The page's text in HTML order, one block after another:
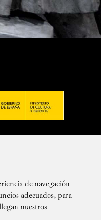
de navegación
adecuados, para
nuestros